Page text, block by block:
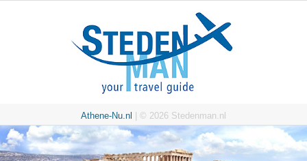
Athene-Nu.nl | © 2026 Stedenman.nl